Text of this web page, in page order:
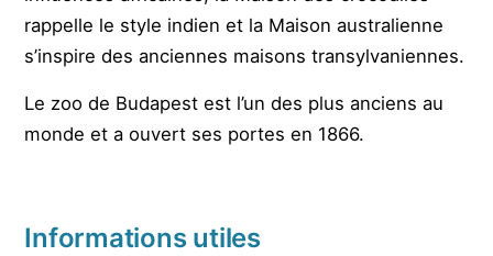
rappelle le style indien et la Maison australienne
s’inspire des anciennes maisons transylvaniennes.
Le zoo de Budapest est l’un des plus anciens au
monde et a ouvert ses portes en 1866.
Informations utiles